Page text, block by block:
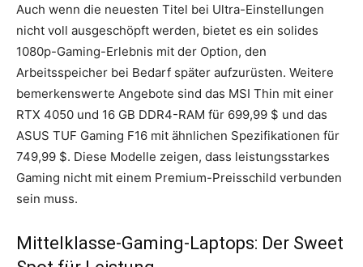
Auch wenn die neuesten Titel bei Ultra-Einstellungen
nicht voll ausgeschöpft werden, bietet es ein solides
1080p-Gaming-Erlebnis mit der Option, den
Arbeitsspeicher bei Bedarf später aufzurüsten. Weitere
bemerkenswerte Angebote sind das MSI Thin mit einer
RTX 4050 und 16 GB DDR4-RAM für 699,99 $ und das
ASUS TUF Gaming F16 mit ähnlichen Spezifikationen für
749,99 $. Diese Modelle zeigen, dass leistungsstarkes
Gaming nicht mit einem Premium-Preisschild verbunden
sein muss.
Mittelklasse-Gaming-Laptops: Der Sweet